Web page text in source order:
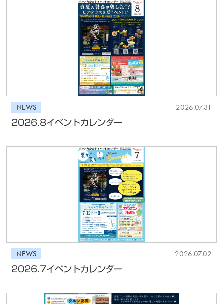
NEWS 2026.07.31
2026.8イベントカレンダー
NEWS 2026.07.02
2026.7イベントカレンダー